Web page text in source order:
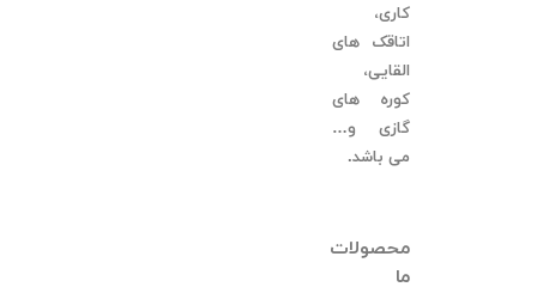
کاری،
اتاقک های
القایی،
کوره های
گازی و…
می باشد.
محصولات
ما